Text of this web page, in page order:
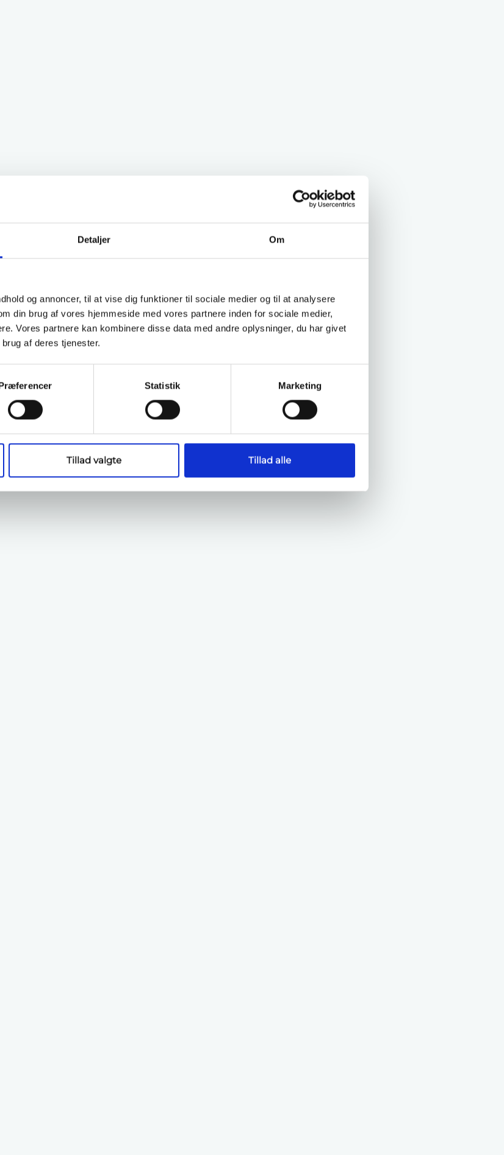
Detaljer Om
og annoncer, til at vise dig funktioner til sociale medier og til at analysere
din brug af vores hjemmeside med vores partnere inden for sociale medier,
Vores partnere kan kombinere disse data med andre oplysninger, du har givet
af deres tjenester.
Statistik Marketing
Tillad valgte Tillad alle